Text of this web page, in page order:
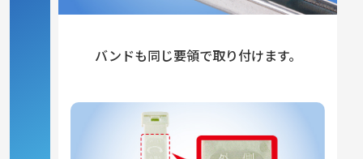
バンドも同じ要領で取り付けます。